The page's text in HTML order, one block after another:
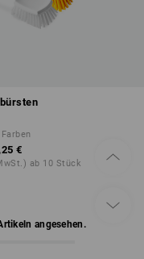
Farben
€
ab 10 Stück
angesehen.